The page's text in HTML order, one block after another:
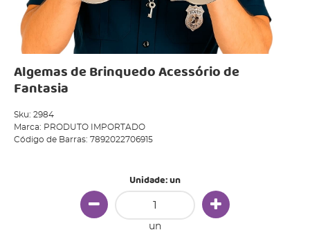
Algemas de Brinquedo Acessório de
Fantasia
Sku: 2984
Marca: PRODUTO IMPORTADO
Código de Barras: 7892022706915
Unidade: un
un